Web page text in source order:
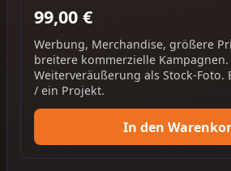
99,00 €
Werbung, Merchandise, größere
breitere kommerzielle Kampagnen.
Weiterveräußerung als Stock-Foto.
/ ein Projekt.
In den